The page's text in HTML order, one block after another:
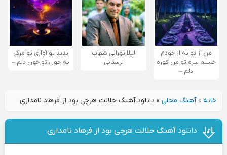
من از تو نه از خودم
خستم سره تو من کوره
دلم –
لیلا تهرانی شهاب
لرستانی
ندید تو آواری تو مرگی
به جون تو خون دلم –
خانه»آهنگ محلی» دانلود آهنگ حلالت هرچی بود از فرهاد نامداری
دانلود آهنگ حلالت هرچی بود از فرهاد نامداری